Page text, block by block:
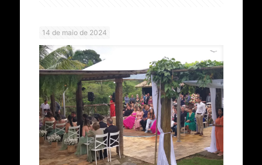
14 de maio de 2024